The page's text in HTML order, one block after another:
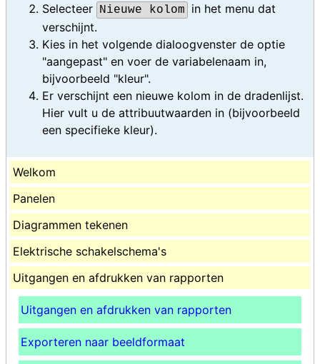
Selecteer Nieuwe kolom
in het menu dat
verschijnt.
Kies in het volgende dialoogvenster de optie
"aangepast" en voer de variabelenaam in,
bijvoorbeeld "kleur".
Er verschijnt een nieuwe kolom in de dradenlijst.
Hier vult u de attribuutwaarden in (bijvoorbeeld
een specifieke kleur).
Welkom
Panelen
Diagrammen tekenen
Elektrische schakelschema's
Uitgangen en afdrukken van rapporten
Uitgangen en afdrukken van rapporten
Exporteren naar beeldformaat